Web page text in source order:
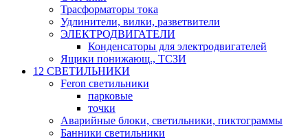
Трасформаторы тока
Удлинители, вилки, разветвители
ЭЛЕКТРОДВИГАТЕЛИ
Конденсаторы для электродвигателей
Ящики понижающ., ТСЗИ
12 СВЕТИЛЬНИКИ
Feron светильники
парковые
точки
Аварийные блоки, светильники, пиктограммы
Банники светильники